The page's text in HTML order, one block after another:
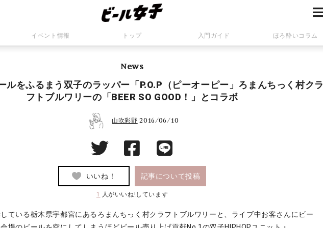
イベント情報 トップ 入門ガイド ほろ酔いコラム
News
ルをふるまう双子のラッパー「P.O.P（ピーオーピー」ろまんちっく村クラ
フトブルワリーの「BEER SO GOOD！」とコラボ
山吹彩野 2016/06/10
いいね！ 記事について投稿
1 人がいいね!しています
ている栃木県宇都宮にあるろまんちっく村クラフトブルワリーと、ライブ中お客さんにビー